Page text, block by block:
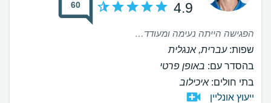
4.9
60
הפגישה הייתה נעימה ומעודדת הסבלנות המקצועיות שעוררו ציפיות גבוהות לצערי האכזבה הייתה גדולה לא מהמקצועיות של ד"ר אלאלוף אלה מההמשך שלא ענה לצפיות שלי לצערי
שפות:עברית, אנגלית
בהסדר עם: באופן פרטי
בתי חולים:איכילוב
ייעוץ אונליין